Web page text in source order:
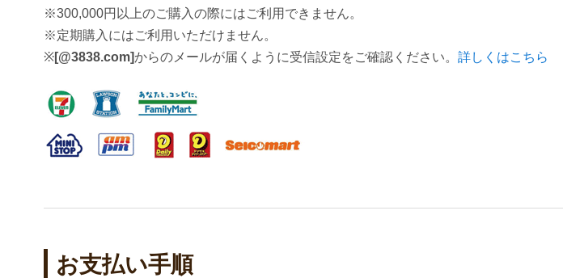
※300,000円以上のご購入の際にはご利用できません。
※定期購入にはご利用いただけません。
※[@3838.com]からのメールが届くように受信設定をご確認ください。 詳しくはこちら
お支払い手順